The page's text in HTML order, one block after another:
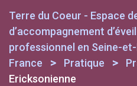
Terre du Coeur - Espace
d’accompagnement
professionnel en Seine-
France
> Pratique >
Ericksonienne